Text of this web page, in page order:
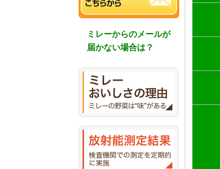
ミレーからのメールが
届かない場合は？